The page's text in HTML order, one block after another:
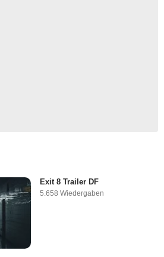
Exit 8 Trailer DF
5.658 Wiedergaben